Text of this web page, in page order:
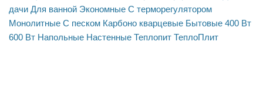
дачи Для ванной Экономные C терморегулятором
Монолитные C песком Карбоно кварцевые Бытовые 400 Вт
600 Вт Напольные Настенные Теплопит ТеплоПлит